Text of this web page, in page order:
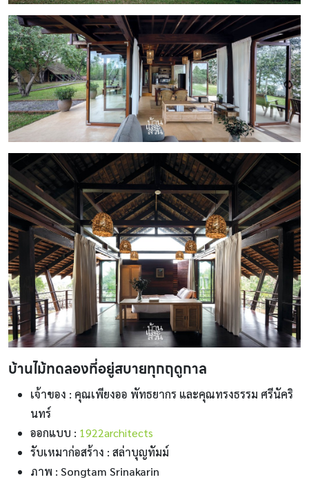
บ้านไม้ทดลองที่อยู่สบายทุกฤดูกาล
เจ้าของ : คุณเพียงออ พัทธยากร และคุณทรงธรรม ศรีนัคริ
นทร์
ออกแบบ : 1922architects
รับเหมาก่อสร้าง : สล่าบุญทัมม์
ภาพ : Songtam Srinakarin